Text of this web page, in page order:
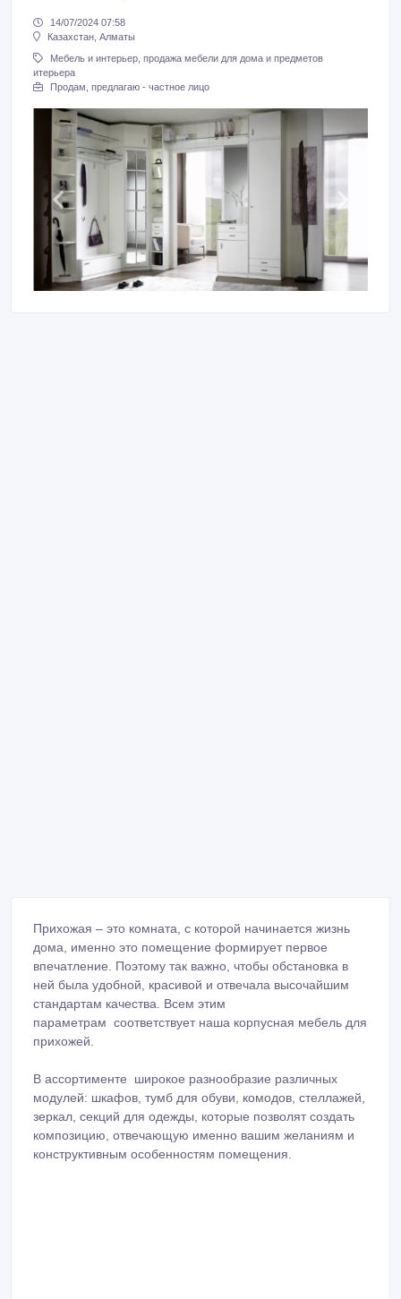
14/07/2024 07:58
Казахстан, Алматы
Мебель и интерьер, продажа мебели для дома и предметов
итерьера
Продам, предлагаю - частное лицо
Прихожая – это комната, с которой начинается жизнь
дома, именно это помещение формирует первое
впечатление. Поэтому так важно, чтобы обстановка в
ней была удобной, красивой и отвечала высочайшим
стандартам качества. Всем этим
параметрам соответствует наша корпусная мебель для
прихожей.
В ассортименте широкое разнообразие различных
модулей: шкафов, тумб для обуви, комодов, стеллажей,
зеркал, секций для одежды, которые позволят создать
композицию, отвечающую именно вашим желаниям и
конструктивным особенностям помещения.